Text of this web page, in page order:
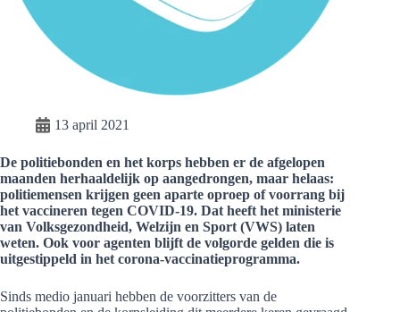
13 april 2021
De politiebonden en het korps hebben er de afgelopen
maanden herhaaldelijk op aangedrongen, maar helaas:
politiemensen krijgen geen aparte oproep of voorrang bij
het vaccineren tegen COVID-19. Dat heeft het ministerie
van Volksgezondheid, Welzijn en Sport (VWS) laten
weten. Ook voor agenten blijft de volgorde gelden die is
uitgestippeld in het corona-vaccinatieprogramma.
Sinds medio januari hebben de voorzitters van de